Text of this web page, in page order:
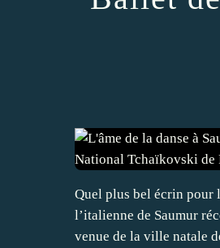
Quel plus bel écrin pour
l’italienne de Saumur
venue de la ville natale